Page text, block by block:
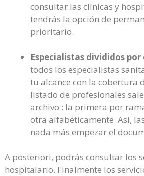
consultar las clínicas y
tendrás la opción de
prioritario.
Especialistas divididos por
todos los especialistas
tu alcance con la cobertura
listado de profesionales sale
archivo : la primera por
otra alfabéticamente. Así,
nada más empezar el
A posteriori, podrás consultar los
hospitalario. Finalmente los